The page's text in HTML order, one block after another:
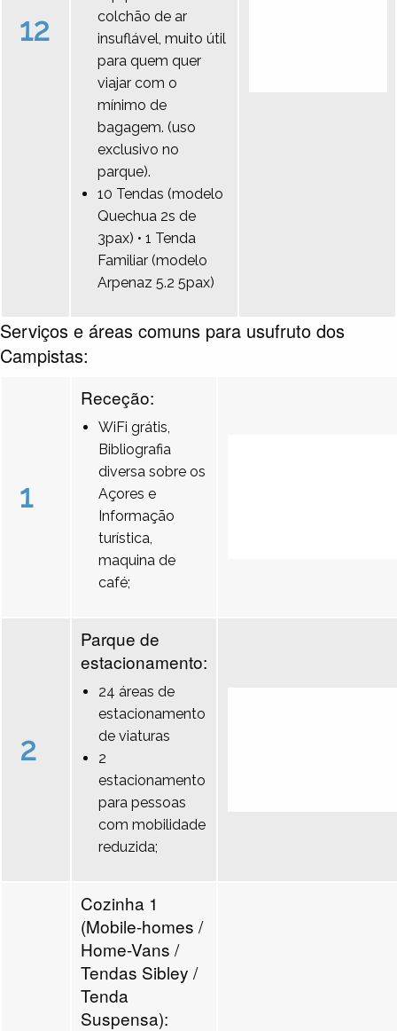
12
colchão de ar
insuflável, muito útil
para quem quer
viajar com o
mínimo de
bagagem. (uso
exclusivo no
parque).
10 Tendas (modelo
Quechua 2s de
3pax) • 1 Tenda
Familiar (modelo
Arpenaz 5.2 5pax)
Serviços e áreas comuns para usufruto dos
Campistas:
1
Receção:
WiFi grátis,
Bibliografia
diversa sobre os
Açores e
Informação
turística,
maquina de
café;
2
Parque de
estacionamento:
24 áreas de
estacionamento
de viaturas
2
estacionamento
para pessoas
com mobilidade
reduzida;
Cozinha 1
(Mobile-homes /
Home-Vans /
Tendas Sibley /
Tenda
Suspensa):